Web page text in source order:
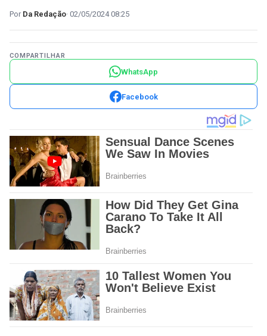
Da Redação 02/05/2024 08:25
COMPARTILHAR
WhatsApp
Facebook